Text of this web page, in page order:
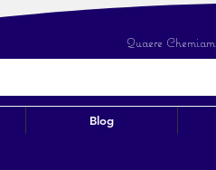
Quaere Chemiam
Blog